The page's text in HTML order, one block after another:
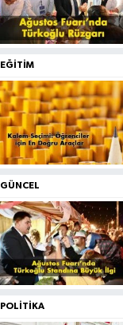
EĞITIM
GÜNCEL
POLITIKA